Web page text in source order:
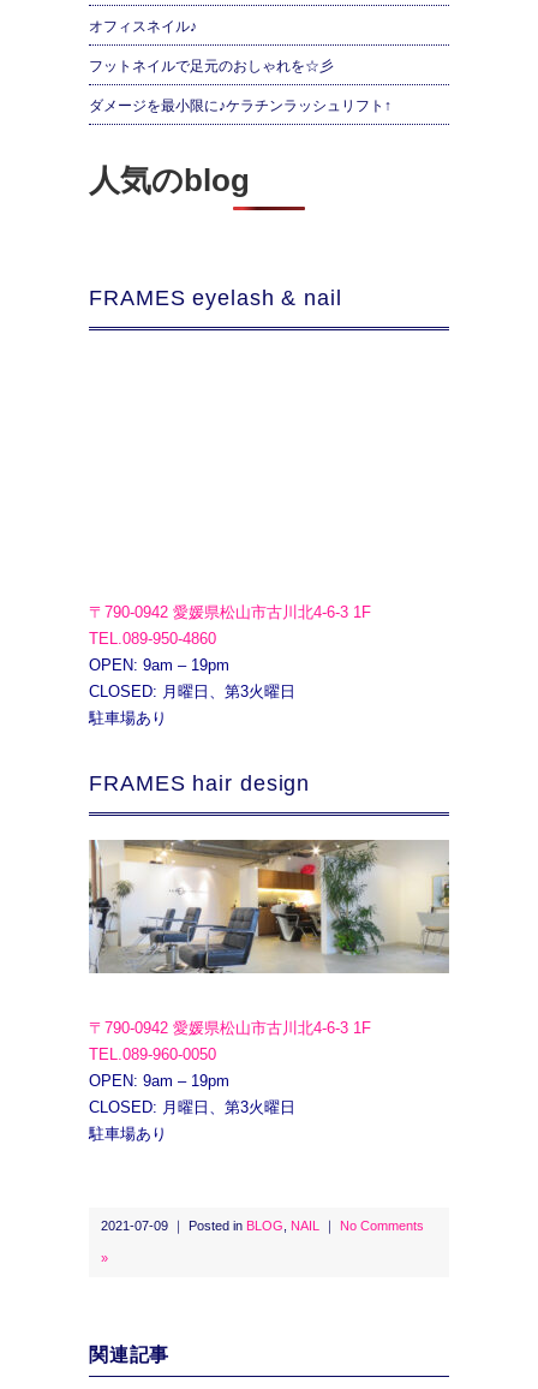
オフィスネイル♪
フットネイルで足元のおしゃれを☆彡
ダメージを最小限に♪ケラチンラッシュリフト↑
人気のblog
FRAMES eyelash & nail
〒790-0942 愛媛県松山市古川北4-6-3 1F
TEL.089-950-4860
OPEN: 9am – 19pm
CLOSED: 月曜日、第3火曜日
駐車場あり
FRAMES hair design
〒790-0942 愛媛県松山市古川北4-6-3 1F
TEL.089-960-0050
OPEN: 9am – 19pm
CLOSED: 月曜日、第3火曜日
駐車場あり
2021-07-09 ｜ Posted in BLOG NAIL ｜ No Comments
»
関連記事